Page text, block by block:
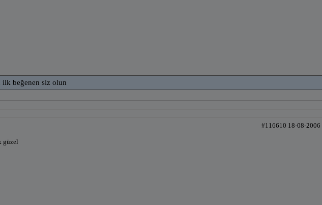
ilk beğenen siz olun
#116610 18-08-
güzel